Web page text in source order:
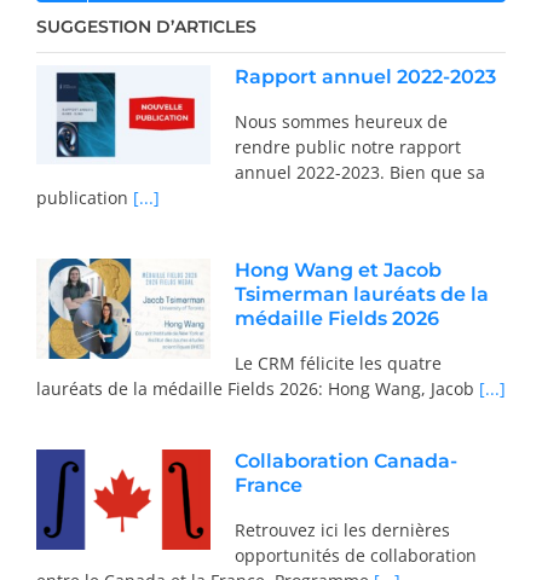
SUGGESTION D’ARTICLES
Rapport annuel 2022-2023
Nous sommes heureux de
rendre public notre rapport
annuel 2022-2023. Bien que sa
publication [...]
Hong Wang et Jacob
Tsimerman lauréats de la
médaille Fields 2026
Le CRM félicite les quatre
lauréats de la médaille Fields 2026: Hong Wang, Jacob [...]
Collaboration Canada-
France
Retrouvez ici les dernières
opportunités de collaboration